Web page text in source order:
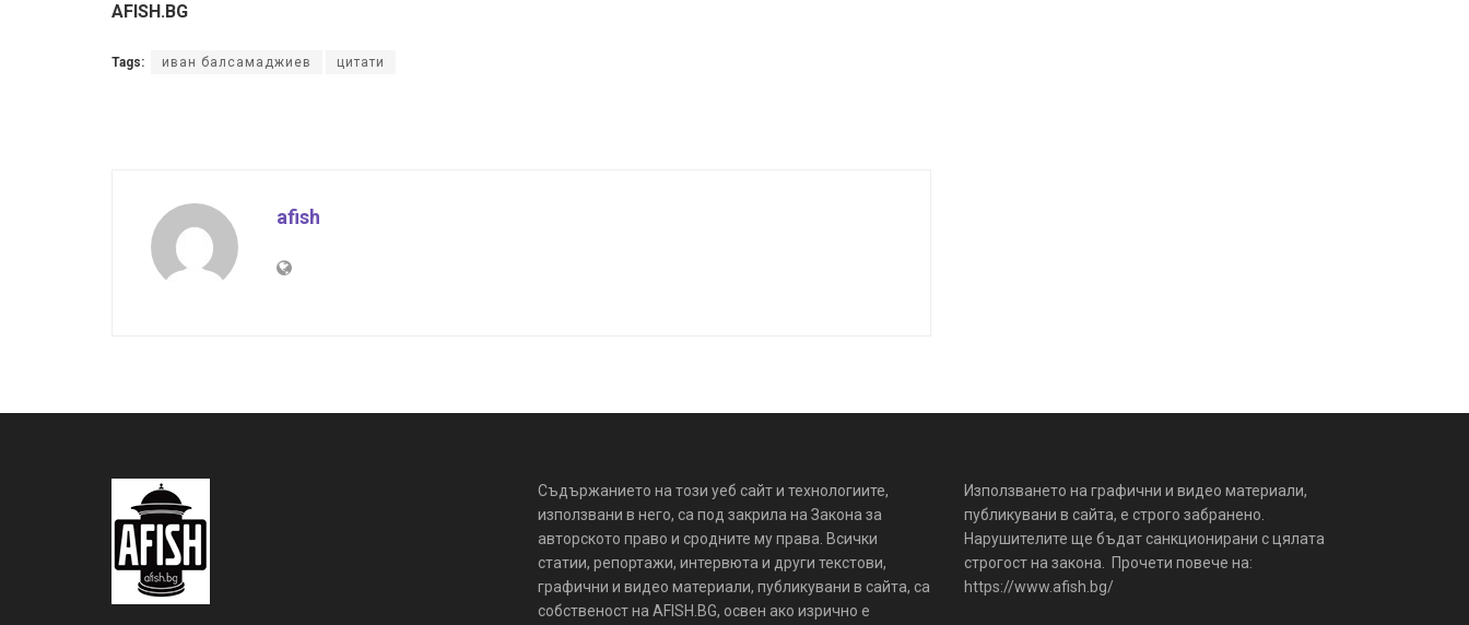
AFISH.BG
Tags: иван балсамаджиев цитати
afish
Съдържанието на този уеб сайт и технологиите,
използвани в него, са под закрила на Закона за
авторското право и сродните му права. Всички
статии, репортажи, интервюта и други текстови,
графични и видео материали, публикувани в сайта, са
собственост на AFISH.BG, освен ако изрично е
Използването на графични и видео материали,
публикувани в сайта, е строго забранено.
Нарушителите ще бъдат санкционирани с цялата
строгост на закона. Прочети повече на:
https://www.afish.bg/